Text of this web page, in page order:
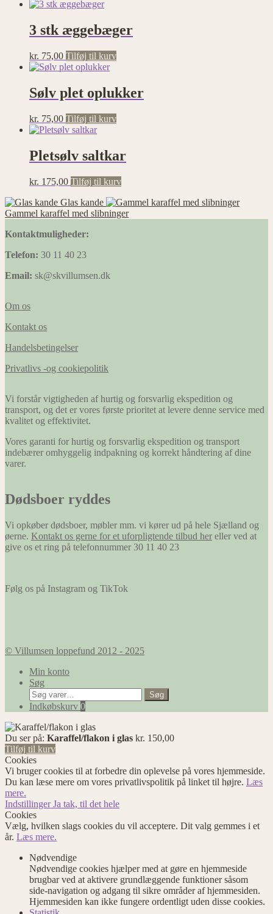
3 stk æggebæger
kr. 75,00 Tilføj til kurv
Sølv plet oplukker
kr. 75,00 Tilføj til kurv
Pletsølv saltkar
kr. 175,00 Tilføj til kurv
Glas kande
Gammel karaffel med slibninger
Kontaktmuligheder:
Telefon: 30 11 40 23
Email: sk@skvillumsen.dk
Om os
Kontakt os
Handelsbetingelser
Privatlivs -og cookiepolitik
Vi forstår vigtigheden af hurtig og forsvarlig ekspedition og
transport, og det er vores første prioritet at levere denne service med
kvalitet og effektivitet.
Vores garanti for hurtig og forsvarlig ekspedition og transport
indebærer omhyggelig indpakning og korrekt håndtering af dine
varer.
Dødsboer ryddes
Vi opkøber dødsboer, møbler mm. vi kører ud på hele Sjælland og
øerne. Kontakt os gerne for et uforpligtende tilbud her eller ved at
give os et ring på telefonnummer 30 11 40 23
Følg os på Instagram og TikTok
© Villumsen loppefund 2012 - 2025
Min konto
Søg
Søg
efter:
Søg
Indkøbskurv 0
Du ser på: Karaffel/flakon i glas kr. 150,00
Tilføj til kurv
Cookies
Vi bruger cookies til at forbedre din oplevelse på vores hjemmeside.
Du kan læse mere om vores privatlivspolitik på linket til højre. Læs
mere.
IndstillingerJa tak, til det hele
Cookies
Vælg, hvilken slags cookies du vil acceptere. Dit valg gemmes i et
år. Læs mere.
Nødvendige
Nødvendige cookies hjælper med at gøre en hjemmeside
brugbar ved at aktivere grundlæggende funktioner såsom
side-navigation og adgang til sikre områder af hjemmesiden.
Hjemmesiden kan ikke fungere ordentligt uden disse cookies.